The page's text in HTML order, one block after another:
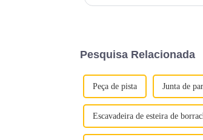
Pesquisa Relacionada
Peça de pista Junta de
Escavadeira de esteira de